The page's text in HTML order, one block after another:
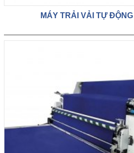
MÁY TRẢI VẢI TỰ